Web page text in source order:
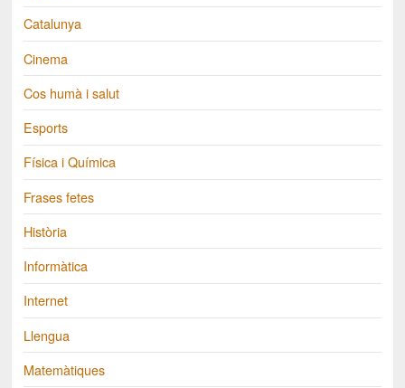
Catalunya
Cinema
Cos humà i salut
Esports
Física i Química
Frases fetes
Història
Informàtica
Internet
Llengua
Matemàtiques